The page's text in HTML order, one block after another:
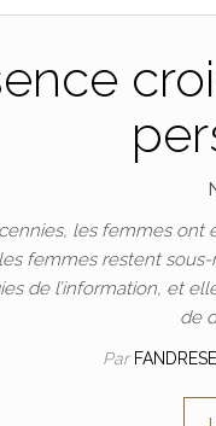
les femmes ont
femmes restent
de l’information, et
de
Par